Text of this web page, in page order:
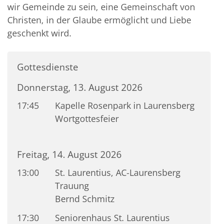
wir Gemeinde zu sein, eine Gemeinschaft von
Christen, in der Glaube ermöglicht und Liebe
geschenkt wird.
Gottesdienste
Donnerstag, 13. August 2026
17:45
Kapelle Rosenpark in Laurensberg
Wortgottesfeier
Freitag, 14. August 2026
13:00
St. Laurentius, AC-Laurensberg
Trauung
Bernd Schmitz
17:30
Seniorenhaus St. Laurentius